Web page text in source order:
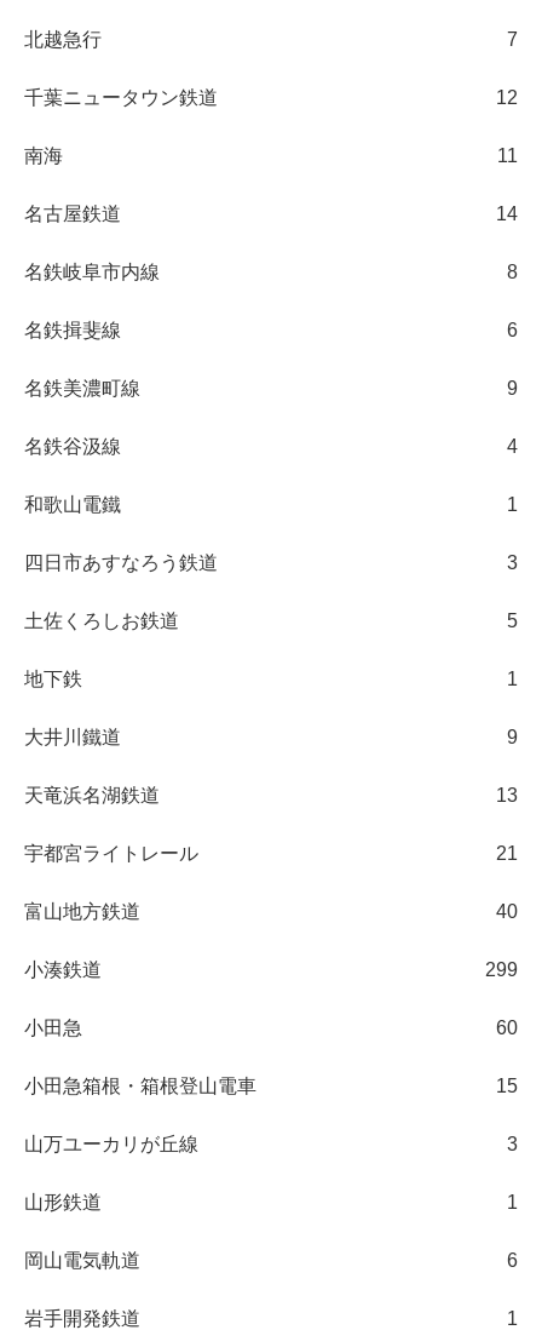
北越急行 7
千葉ニュータウン鉄道 12
南海 11
名古屋鉄道 14
名鉄岐阜市内線 8
名鉄揖斐線 6
名鉄美濃町線 9
名鉄谷汲線 4
和歌山電鐵 1
四日市あすなろう鉄道 3
土佐くろしお鉄道 5
地下鉄 1
大井川鐵道 9
天竜浜名湖鉄道 13
宇都宮ライトレール 21
富山地方鉄道 40
小湊鉄道 299
小田急 60
小田急箱根・箱根登山電車 15
山万ユーカリが丘線 3
山形鉄道 1
岡山電気軌道 6
岩手開発鉄道 1